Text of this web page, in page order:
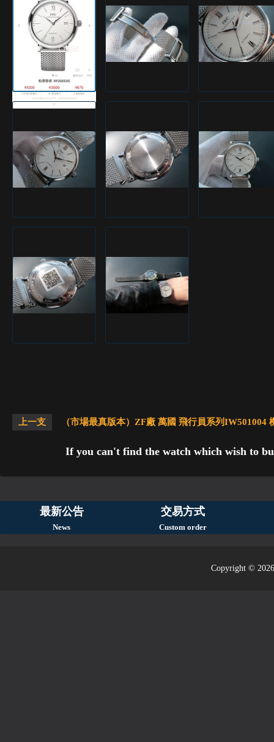
上一支 （市場最真版本）ZF廠 萬國 飛行員系列IW501004
If you can't find the watch which wish to
最新公告
News
交易方式
Custom order
Copyright ©